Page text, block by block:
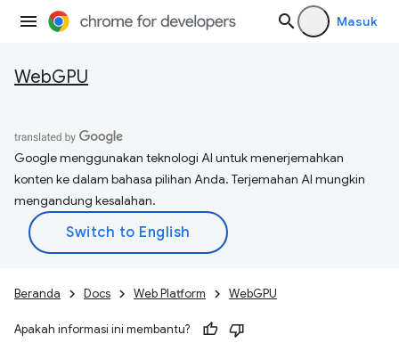
Masuk
WebGPU
Google menggunakan teknologi AI untuk menerjemahkan
konten ke dalam bahasa pilihan Anda. Terjemahan AI mungkin
mengandung kesalahan.
Beranda Docs Web Platform WebGPU
Apakah informasi ini membantu?